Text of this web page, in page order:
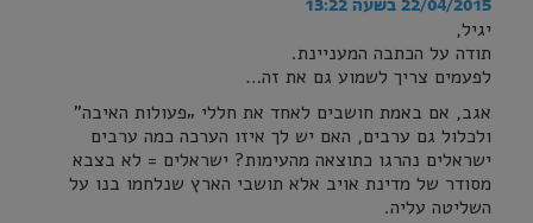
22/04/2015 בשעה 13:22
יגיל,
תודה על הכתבה המעניינת.
לפעמים צריך לשמוע גם את זה…
אגב, אם באמת חושבים לאחד את חללי „פעולות האיבה"
ולכלול גם ערבים, האם יש לך איזו הערכה כמה ערבים
ישראלים נהרגו כתוצאה מהעימות? ישראלים = לא בצבא
מסודר של מדינת אויב אלא תושבי הארץ שנלחמו בנו על
השליטה עליה.